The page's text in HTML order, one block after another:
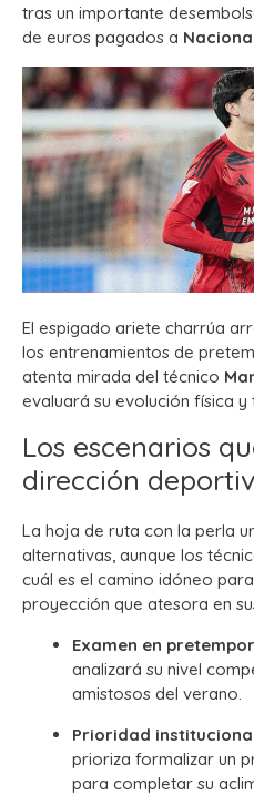
tras un importante
de euros pagados a
El espigado ariete charrúa
los entrenamientos de
atenta mirada del técnico
evaluará su evolución física y
Los escenarios
dirección
La hoja de ruta con la perla
alternativas, aunque los
cuál es el camino idóneo
proyección que atesora en
Examen en
analizará su nivel
amistosos del verano.
Prioridad
prioriza formalizar un
para completar su